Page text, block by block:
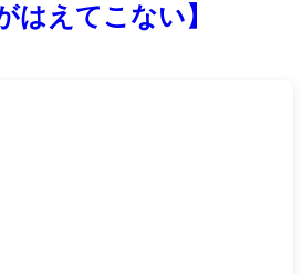
はえてこない】